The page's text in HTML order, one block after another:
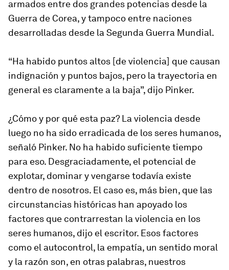
armados entre dos grandes potencias desde la
Guerra de Corea, y tampoco entre naciones
desarrolladas desde la Segunda Guerra Mundial.
“Ha habido puntos altos [de violencia] que causan
indignación y puntos bajos, pero la trayectoria en
general es claramente a la baja”, dijo Pinker.
¿Cómo y por qué esta paz? La violencia desde
luego no ha sido erradicada de los seres humanos,
señaló Pinker. No ha habido suficiente tiempo
para eso. Desgraciadamente, el potencial de
explotar, dominar y vengarse todavía existe
dentro de nosotros. El caso es, más bien, que las
circunstancias históricas han apoyado los
factores que contrarrestan la violencia en los
seres humanos, dijo el escritor. Esos factores
como el autocontrol, la empatía, un sentido moral
y la razón son, en otras palabras, nuestros